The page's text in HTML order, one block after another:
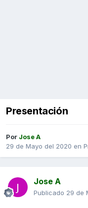
Presentación
Por Jose A
29 de Mayo del 2020 en
Jose A
Publicado 29 de